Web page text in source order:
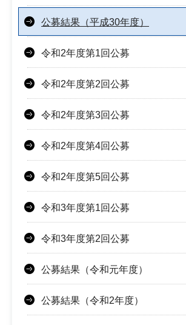
公募結果（平成30年度）
令和2年度第1回公募
令和2年度第2回公募
令和2年度第3回公募
令和2年度第4回公募
令和2年度第5回公募
令和3年度第1回公募
令和3年度第2回公募
公募結果（令和元年度）
公募結果（令和2年度）